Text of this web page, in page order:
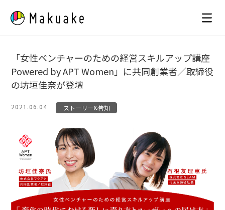
content
「女性ベンチャーのための経営スキルアップ講座
Powered by APT Women」に共同創業者／取締役
の坊垣佳奈が登壇
2021.06.04 ストーリー&告知